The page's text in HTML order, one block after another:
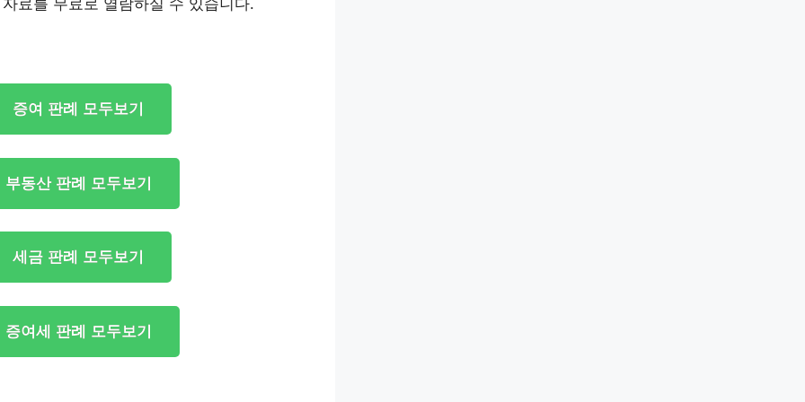
료를 무료로 열람하실 수 있습니다.
증여 판례 모두보기
부동산 판례 모두보기
세금 판례 모두보기
증여세 판례 모두보기